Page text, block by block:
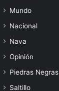
Mundo
Nacional
Nava
Opinión
Piedras Negras
Saltillo